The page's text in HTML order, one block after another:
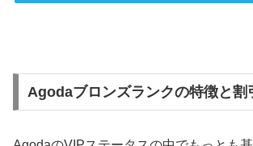
Agodaブロンズランクの特徴と割